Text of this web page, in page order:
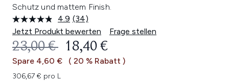
Schutz und mattem Finish.
4.9 34
Bewertungen
lesen.
Link
auf
derselben
(34)
Jetzt Produkt bewerten
Frage stellen
UNVERBINDLICHE
23,00 € AKTUELLER PREIS:
18,40 €
Spare 4,60 € ( 20 % Rabatt )
306,67 € pro L